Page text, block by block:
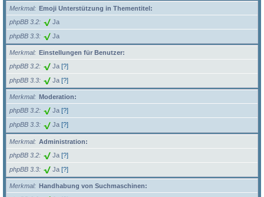
Merkmal
Emoji Unterstützung in Thementitel:
phpBB 3.2
Ja
phpBB 3.3 Ja
Merkmal
Einstellungen für Benutzer:
phpBB 3.2
Ja [?]
phpBB 3.3 Ja [?]
Merkmal
Moderation:
phpBB 3.2
Ja [?]
phpBB 3.3 Ja [?]
Merkmal
Administration:
phpBB 3.2
Ja [?]
phpBB 3.3 Ja [?]
Merkmal
Handhabung von Suchmaschinen: